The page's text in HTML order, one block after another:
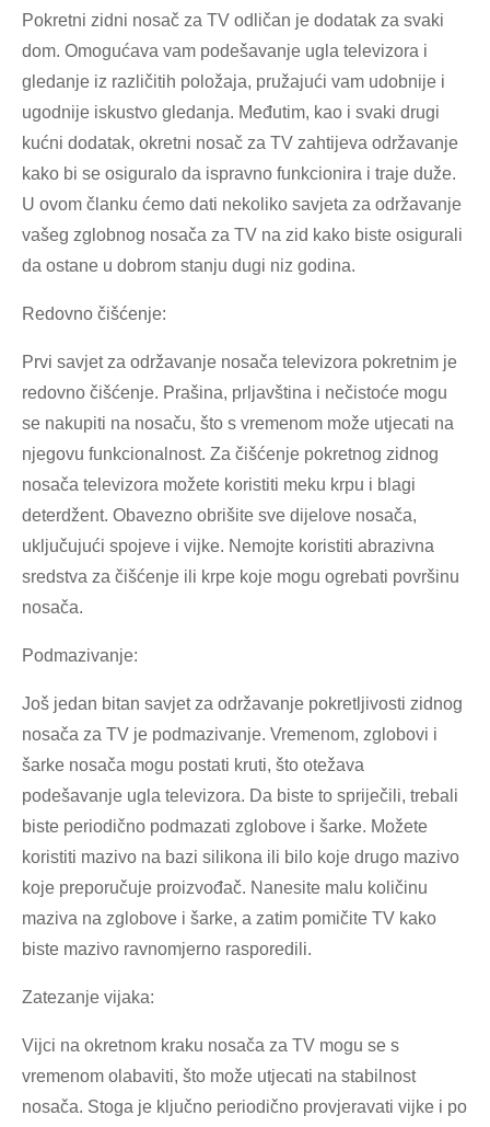
Pokretni zidni nosač za TV odličan je dodatak za svaki
dom. Omogućava vam podešavanje ugla televizora i
gledanje iz različitih položaja, pružajući vam udobnije i
ugodnije iskustvo gledanja. Međutim, kao i svaki drugi
kućni dodatak, okretni nosač za TV zahtijeva održavanje
kako bi se osiguralo da ispravno funkcionira i traje duže.
U ovom članku ćemo dati nekoliko savjeta za održavanje
vašeg zglobnog nosača za TV na zid kako biste osigurali
da ostane u dobrom stanju dugi niz godina.
Redovno čišćenje:
Prvi savjet za održavanje nosača televizora pokretnim je
redovno čišćenje. Prašina, prljavština i nečistoće mogu
se nakupiti na nosaču, što s vremenom može utjecati na
njegovu funkcionalnost. Za čišćenje pokretnog zidnog
nosača televizora možete koristiti meku krpu i blagi
deterdžent. Obavezno obrišite sve dijelove nosača,
uključujući spojeve i vijke. Nemojte koristiti abrazivna
sredstva za čišćenje ili krpe koje mogu ogrebati površinu
nosača.
Podmazivanje:
Još jedan bitan savjet za održavanje pokretljivosti zidnog
nosača za TV je podmazivanje. Vremenom, zglobovi i
šarke nosača mogu postati kruti, što otežava
podešavanje ugla televizora. Da biste to spriječili, trebali
biste periodično podmazati zglobove i šarke. Možete
koristiti mazivo na bazi silikona ili bilo koje drugo mazivo
koje preporučuje proizvođač. Nanesite malu količinu
maziva na zglobove i šarke, a zatim pomičite TV kako
biste mazivo ravnomjerno rasporedili.
Zatezanje vijaka:
Vijci na okretnom kraku nosača za TV mogu se s
vremenom olabaviti, što može utjecati na stabilnost
nosača. Stoga je ključno periodično provjeravati vijke i po